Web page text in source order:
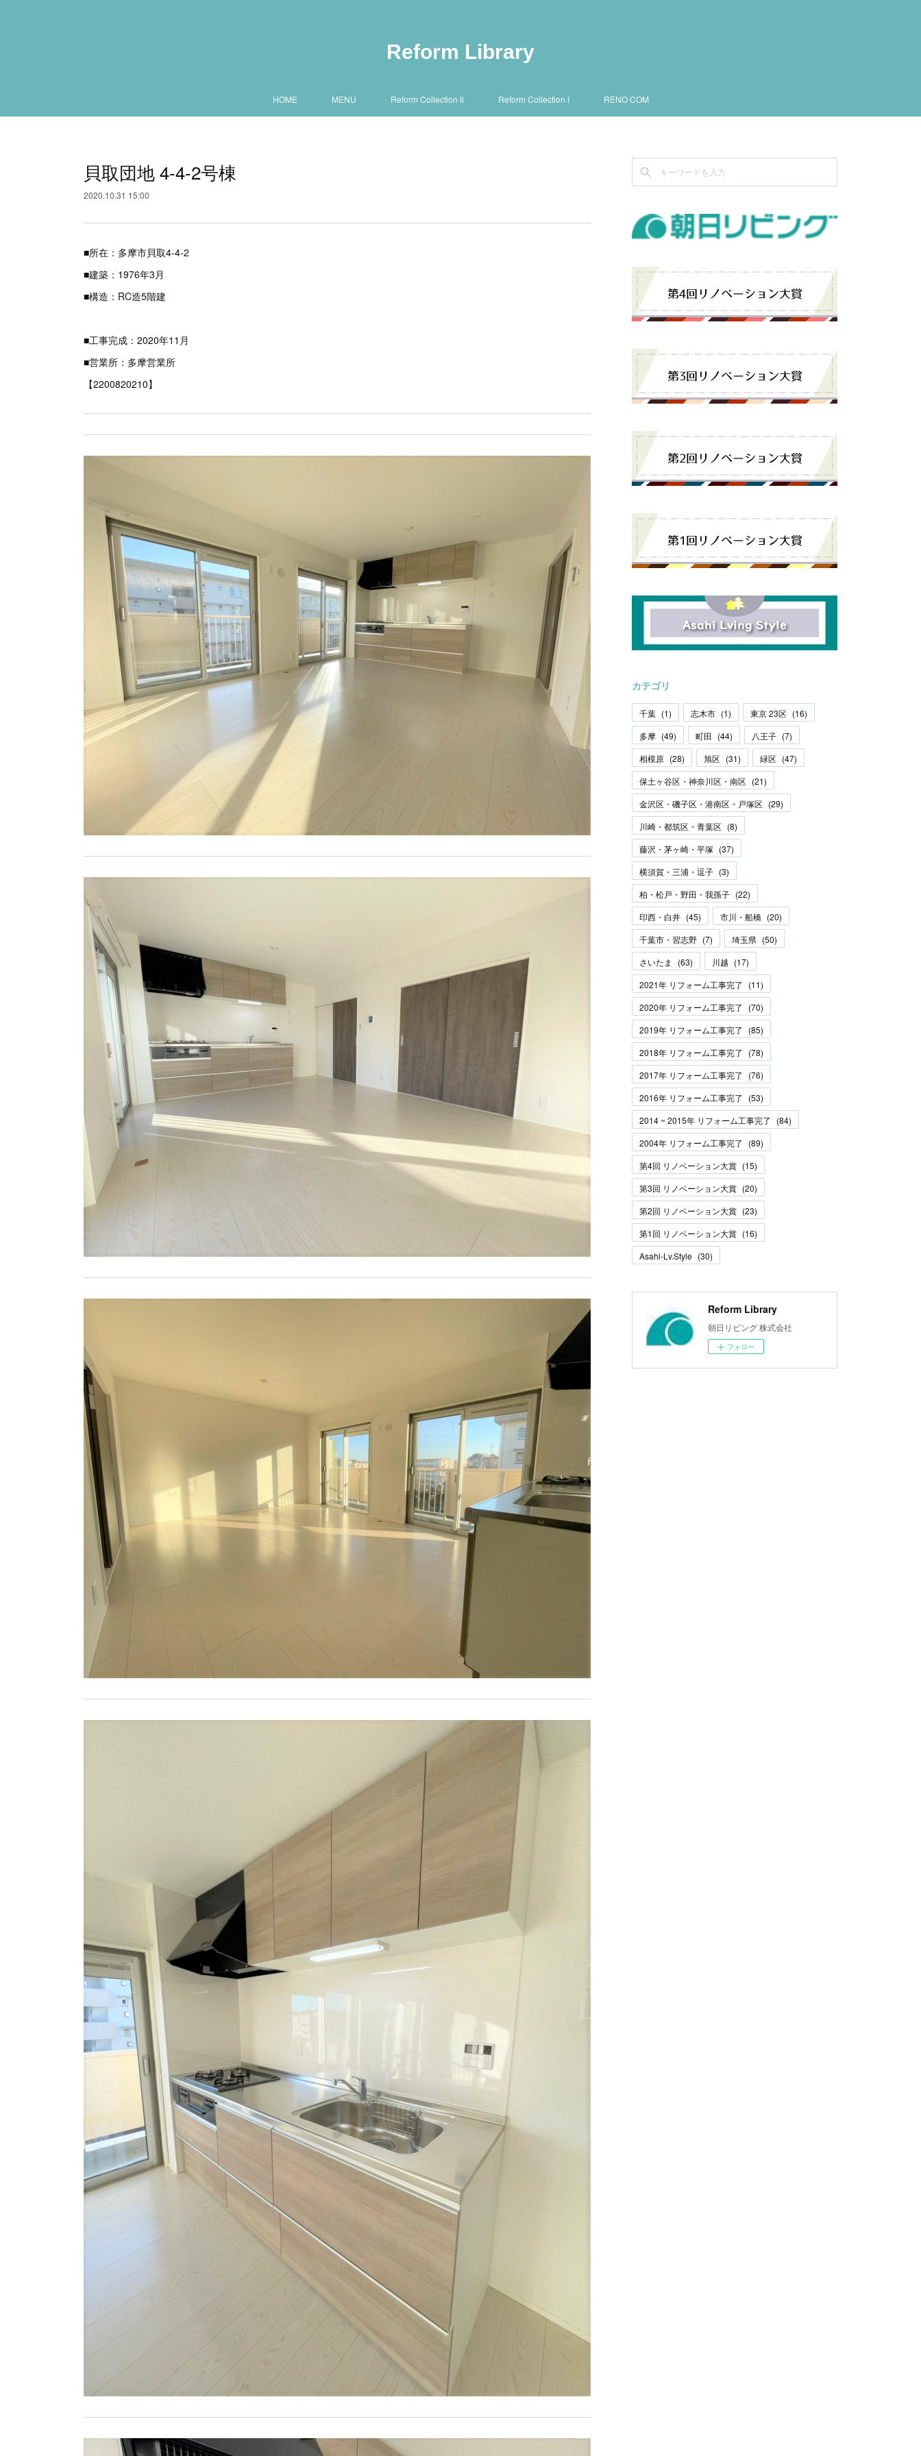
Reform Library
HOME MENU Reform Collection Ⅱ Reform Collection Ⅰ RENO COM
貝取団地 4-4-2号棟
2020.10.31 15:00
■所在：多摩市貝取4-4-2
■建築：1976年3月
■構造：RC造5階建
■工事完成：2020年11月
■営業所：多摩営業所
【2200820210】
カテゴリ
千葉 (1) 志木市 (1) 東京 23区 (16)
多摩 (49) 町田 (44) 八王子 (7)
相模原 (28) 旭区 (31) 緑区 (47)
保土ヶ谷区・神奈川区・南区 (21)
金沢区・磯子区・港南区・戸塚区 (29)
川崎・都筑区・青葉区 (8)
藤沢・茅ヶ崎・平塚 (37)
横須賀・三浦・逗子 (3)
柏・松戸・野田・我孫子 (22)
印西・白井 (45) 市川・船橋 (20)
千葉市・習志野 (7) 埼玉県 (50)
さいたま
(63) 川越 (17)
2021年 リフォーム工事完了
(11)
2020年 リフォーム工事完了
(70)
2019年 リフォーム工事完了
(85)
2018年 リフォーム工事完了
(78)
2017年 リフォーム工事完了
(76)
2016年 リフォーム工事完了
(53)
2014 ~ 2015年 リフォーム工事完了
(84)
2004年 リフォーム工事完了
(89)
第4回 リノベーション大賞 (15)
第3回 リノベーション大賞 (20)
第2回 リノベーション大賞 (23)
第1回 リノベーション大賞 (16)
Asahi-Lv.Style (30)
Reform Library
朝日リビング 株式会社
フォロー